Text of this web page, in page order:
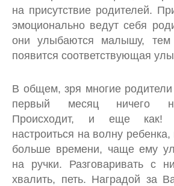
на присутствие родителей.
эмоционально ведут себя
они улыбаются малышу,
появится соответствующая
В общем, зря многие
первый месяц ничего
Происходит, и еще как!
настроиться на волну
больше времени, чаще ему
на ручки. Разговаривать с
хвалить, петь. Наградой за